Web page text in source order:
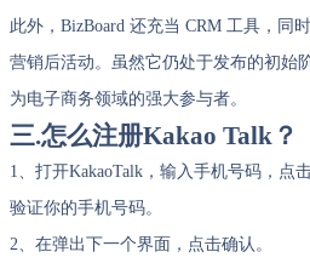
此外，BizBoard 还充当 CRM 工具，同
营销后活动。虽然它仍处于发布的初始
为电子商务领域的强大参与者。
三.怎么注册Kakao Talk？
1、打开KakaoTalk，输入手机号码，点
验证你的手机号码。
2、在弹出下一个界面，点击确认。